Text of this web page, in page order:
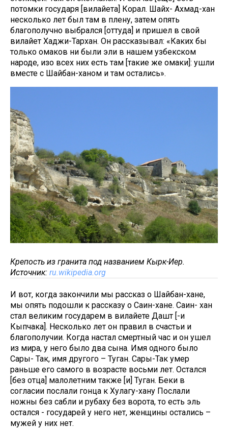
потомки государя [вилайета] Корал. Шайх- Ахмад-хан
несколько лет был там в плену, затем опять
благополучно выбрался [оттуда] и пришел в свой
вилайет Хаджи-Тархан. Он рассказывал: «Каких бы
только омаков ни были эли в нашем узбекском
народе, изо всех них есть там [такие же омаки]: ушли
вместе с Шайбан-ханом и там остались».
Крепость из гранита под названием Кырк-Иер.
Источник: ru.wikipedia.org
И вот, когда закончили мы рассказ о Шайбан-хане,
мы опять подошли к рассказу о Саин-хане. Саин- хан
стал великим государем в вилайете Дашт [-и
Кыпчака]. Несколько лет он правил в счастьи и
благополучии. Когда настал смертный час и он ушел
из мира, у него было два сына. Имя одного было
Сары- Так, имя другого – Туган. Сары-Так умер
раньше его самого в возрасте восьми лет. Остался
[без отца] малолетним также [и] Туган. Беки в
согласии послали гонца к Хулагу-хану Послали
ножны без сабли и рубаху без ворота, то есть эль
остался - государей у него нет, женщины остались –
мужей у них нет.